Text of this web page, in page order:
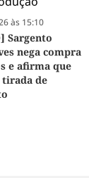
às 15:10
Sargento
nega compra
e afirma que
de